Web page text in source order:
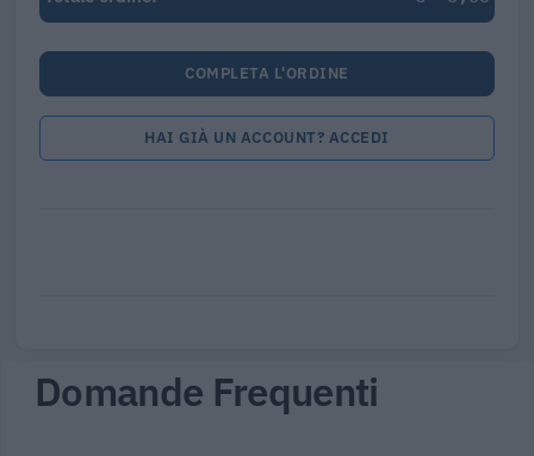
COMPLETA L'ORDINE
HAI GIÀ UN ACCOUNT? ACCEDI
Domande Frequenti